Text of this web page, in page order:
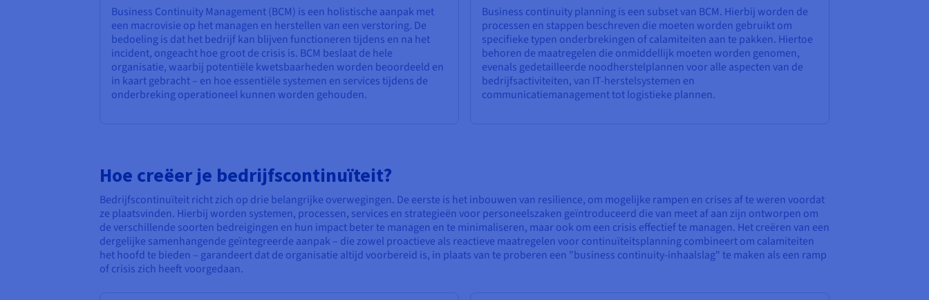
Business Continuity Management (BCM) is een holistische aanpak met
een macrovisie op het managen en herstellen van een verstoring. De
bedoeling is dat het bedrijf kan blijven functioneren tijdens en na het
incident, ongeacht hoe groot de crisis is. BCM beslaat de hele
organisatie, waarbij potentiële kwetsbaarheden worden beoordeeld en
in kaart gebracht – en hoe essentiële systemen en services tijdens de
onderbreking operationeel kunnen worden gehouden.
Business continuity planning is een subset van BCM. Hierbij worden de
processen en stappen beschreven die moeten worden gebruikt om
specifieke typen onderbrekingen of calamiteiten aan te pakken. Hiertoe
behoren de maatregelen die onmiddellijk moeten worden genomen,
evenals gedetailleerde noodherstelplannen voor alle aspecten van de
bedrijfsactiviteiten, van IT-herstelsystemen en
communicatiemanagement tot logistieke plannen.
Hoe creëer je bedrijfscontinuïteit?
Bedrijfscontinuïteit richt zich op drie belangrijke overwegingen. De eerste is het inbouwen van resilience, om mogelijke rampen en crises af te weren voordat
ze plaatsvinden. Hierbij worden systemen, processen, services en strategieën voor personeelszaken geïntroduceerd die van meet af aan zijn ontworpen om
de verschillende soorten bedreigingen en hun impact beter te managen en te minimaliseren, maar ook om een crisis effectief te managen. Het creëren van een
dergelijke samenhangende geïntegreerde aanpak – die zowel proactieve als reactieve maatregelen voor continuïteitsplanning combineert om calamiteiten
het hoofd te bieden – garandeert dat de organisatie altijd voorbereid is, in plaats van te proberen een "business continuity-inhaalslag" te maken als een ramp
of crisis zich heeft voorgedaan.